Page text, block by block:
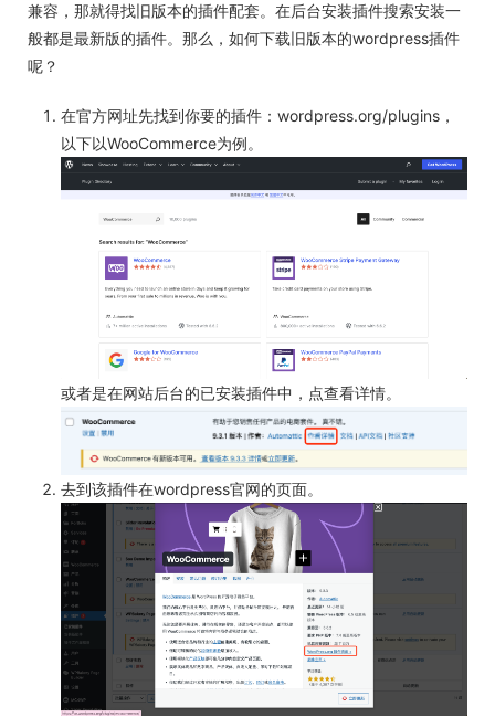
兼容，那就得找旧版本的插件配套。在后台安装插件搜索安装一
般都是最新版的插件。那么，如何下载旧版本的wordpress插件
呢？
在官方网址先找到你要的插件：wordpress.org/plugins，
以下以WooCommerce为例。
或者是在网站后台的已安装插件中，点查看详情。
去到该插件在wordpress官网的页面。